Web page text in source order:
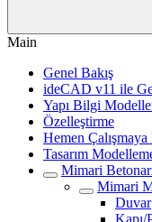
Main
Genel Bakış
ideCAD v11 ile
Yapı Bilgi
Özelleştirme
Hemen Çalışmaya
Tasarım
Mimari
Mimari
Duvar
Kapı/